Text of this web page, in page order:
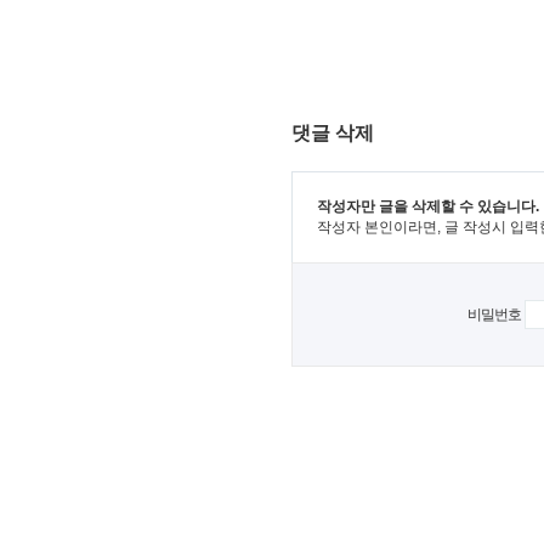
댓글 삭제
작성자만 글을 삭제할 수 있습니다.
작성자 본인이라면, 글 작성시 입
비밀번호